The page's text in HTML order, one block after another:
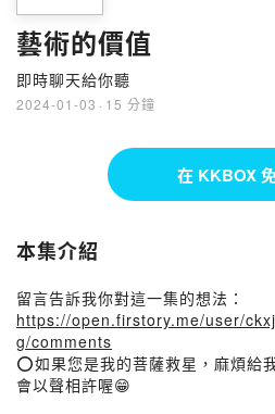
藝術的價值
即時聊天給你聽
2024-01-03 · 15 分鐘
在 KKBOX
本集介紹
留言告訴我你對這一集的想法：
https://open.firstory.me/user/
g/comments
⭕️如果您是我的菩薩救星，麻煩給我
會以聲相許喔😁